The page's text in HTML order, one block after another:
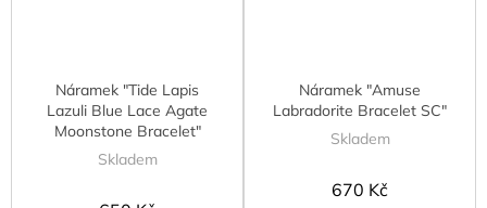
Náramek "Tide Lapis
Lazuli Blue Lace Agate
Moonstone Bracelet"
Skladem
Náramek "Amuse
Labradorite Bracelet SC"
Skladem
670 Kč